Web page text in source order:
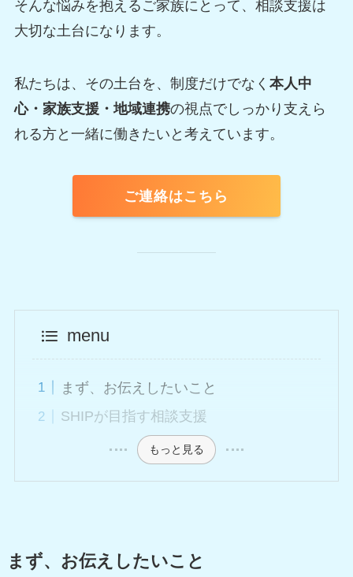
そんな悩みを抱えるご家族にとって、相談支援は
大切な土台になります。
私たちは、その土台を、制度だけでなく 本人中
心・家族支援・地域連携の視点でしっかり支えら
れる方と一緒に働きたいと考えています。
ご連絡はこちら
menu
まず、お伝えしたいこと
SHIPが目指す相談支援
もっと見る
まず、お伝えしたいこと